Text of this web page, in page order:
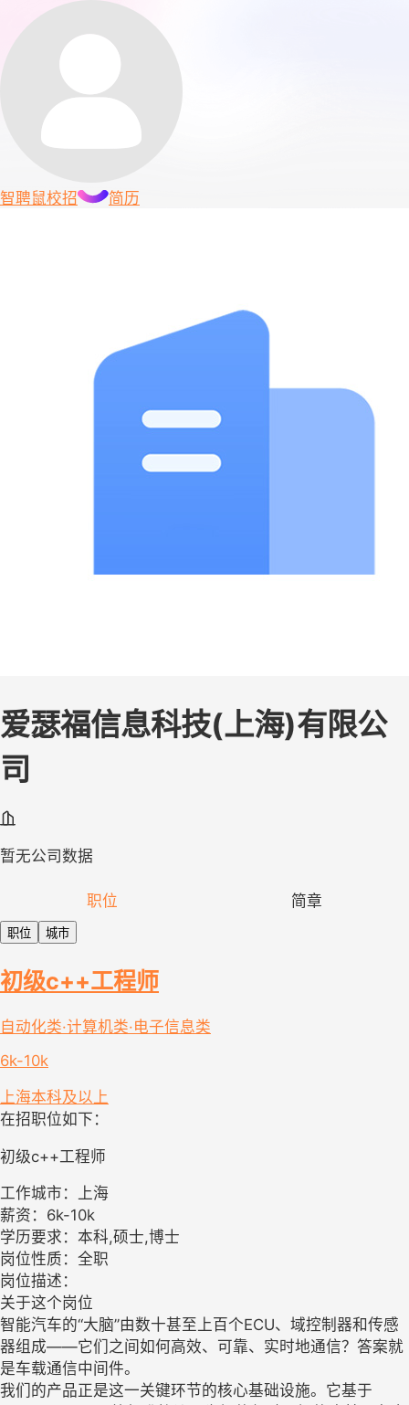
智聘鼠校招 简历
爱瑟福信息科技(上海)有限公
司
暂无公司数据
职位 简章
职位 城市
初级c++工程师
自动化类·计算机类·电子信息类
6k-10k
上海本科及以上
在招职位如下：
初级c++工程师
工作城市：上海
薪资：6k-10k
学历要求：本科,硕士,博士
岗位性质：全职
岗位描述：
关于这个岗位
智能汽车的“大脑”由数十甚至上百个ECU、域控制器和传感
器组成——它们之间如何高效、可靠、实时地通信？答案就
是车载通信中间件。
我们的产品正是这一关键环节的核心基础设施。它基于